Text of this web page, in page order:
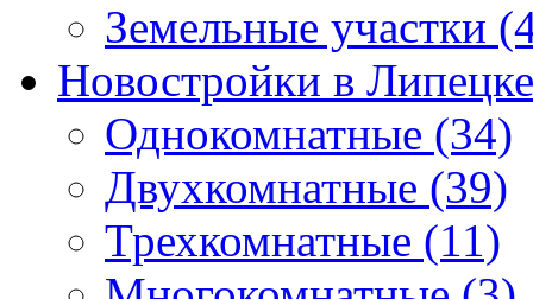
Земельные участки
Новостройки в Липецке
Однокомнатные (34)
Двухкомнатные (39)
Трехкомнатные (11)